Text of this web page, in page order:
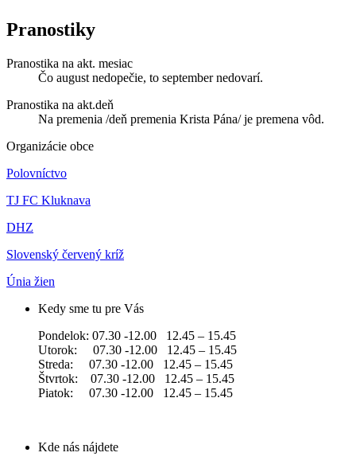
Pranostiky
Pranostika na akt. mesiac
Čo august nedopečie, to september nedovarí.
Pranostika na akt.deň
Na premenia /deň premenia Krista Pána/ je premena vôd.
Organizácie obce
Polovníctvo
TJ FC Kluknava
DHZ
Slovenský červený kríž
Únia žien
Kedy sme tu pre Vás
Pondelok: 07.30 -12.00 12.45 – 15.45
Utorok: 07.30 -12.00 12.45 – 15.45
Streda: 07.30 -12.00 12.45 – 15.45
Štvrtok: 07.30 -12.00 12.45 – 15.45
Piatok: 07.30 -12.00 12.45 – 15.45
Kde nás nájdete